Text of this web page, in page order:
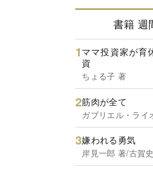
書籍 週
ママ投資家が育
資
ちょる子 著
筋肉が全て
ガブリエル・ライ
嫌われる勇気
岸見一郎 著/古賀